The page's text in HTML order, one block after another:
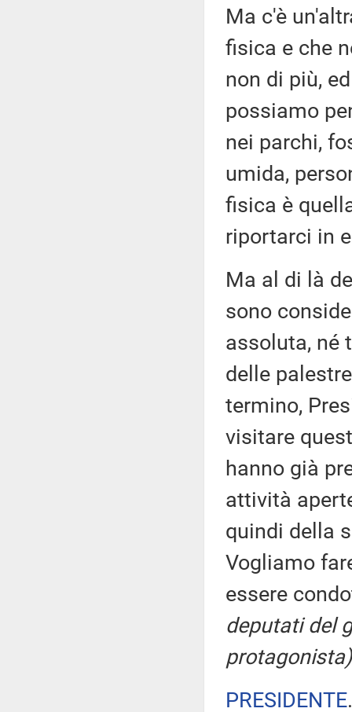
Ma c'è
fisica e che
non di più,
possiamo
nei parchi,
umida,
fisica è
riportarci in
Ma al di là
sono
assoluta, né
delle
termino,
visitare
hanno già
attività
quindi della
Vogliamo
essere
deputati del
protagonista)
PRESIDENTE